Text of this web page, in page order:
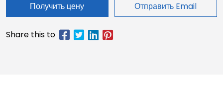
Получить цену Отправить Email